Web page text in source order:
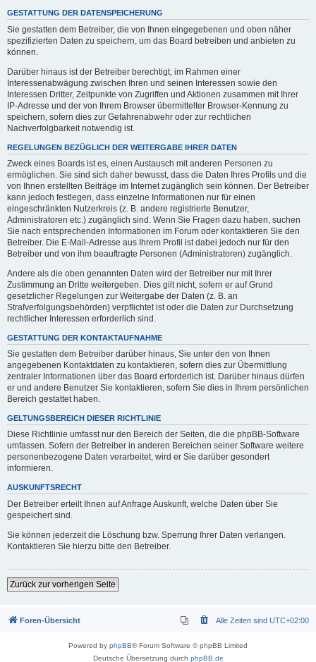
GESTATTUNG DER DATENSPEICHERUNG
Sie gestatten dem Betreiber, die von Ihnen eingegebenen und oben näher
spezifizierten Daten zu speichern, um das Board betreiben und anbieten zu
können.
Darüber hinaus ist der Betreiber berechtigt, im Rahmen einer
Interessenabwägung zwischen Ihren und seinen Interessen sowie den
Interessen Dritter, Zeitpunkte von Zugriffen und Aktionen zusammen mit Ihrer
IP-Adresse und der von Ihrem Browser übermittelter Browser-Kennung zu
speichern, sofern dies zur Gefahrenabwehr oder zur rechtlichen
Nachverfolgbarkeit notwendig ist.
REGELUNGEN BEZÜGLICH DER WEITERGABE IHRER DATEN
Zweck eines Boards ist es, einen Austausch mit anderen Personen zu
ermöglichen. Sie sind sich daher bewusst, dass die Daten Ihres Profils und die
von Ihnen erstellten Beiträge im Internet zugänglich sein können. Der Betreiber
kann jedoch festlegen, dass einzelne Informationen nur für einen
eingeschränkten Nutzerkreis (z. B. andere registrierte Benutzer,
Administratoren etc.) zugänglich sind. Wenn Sie Fragen dazu haben, suchen
Sie nach entsprechenden Informationen im Forum oder kontaktieren Sie den
Betreiber. Die E-Mail-Adresse aus Ihrem Profil ist dabei jedoch nur für den
Betreiber und von ihm beauftragte Personen (Administratoren) zugänglich.
Andere als die oben genannten Daten wird der Betreiber nur mit Ihrer
Zustimmung an Dritte weitergeben. Dies gilt nicht, sofern er auf Grund
gesetzlicher Regelungen zur Weitergabe der Daten (z. B. an
Strafverfolgungsbehörden) verpflichtet ist oder die Daten zur Durchsetzung
rechtlicher Interessen erforderlich sind.
GESTATTUNG DER KONTAKTAUFNAHME
Sie gestatten dem Betreiber darüber hinaus, Sie unter den von Ihnen
angegebenen Kontaktdaten zu kontaktieren, sofern dies zur Übermittlung
zentraler Informationen über das Board erforderlich ist. Darüber hinaus dürfen
er und andere Benutzer Sie kontaktieren, sofern Sie dies in Ihrem persönlichen
Bereich gestattet haben.
GELTUNGSBEREICH DIESER RICHTLINIE
Diese Richtlinie umfasst nur den Bereich der Seiten, die die phpBB-Software
umfassen. Sofern der Betreiber in anderen Bereichen seiner Software weitere
personenbezogene Daten verarbeitet, wird er Sie darüber gesondert
informieren.
AUSKUNFTSRECHT
Der Betreiber erteilt Ihnen auf Anfrage Auskunft, welche Daten über Sie
gespeichert sind.
Sie können jederzeit die Löschung bzw. Sperrung Ihrer Daten verlangen.
Kontaktieren Sie hierzu bitte den Betreiber.
Zurück zur vorherigen Seite
Foren-Übersicht Alle Zeiten sind UTC+02:00
Powered by phpBB® Forum Software © phpBB Limited
Deutsche Übersetzung durch phpBB.de